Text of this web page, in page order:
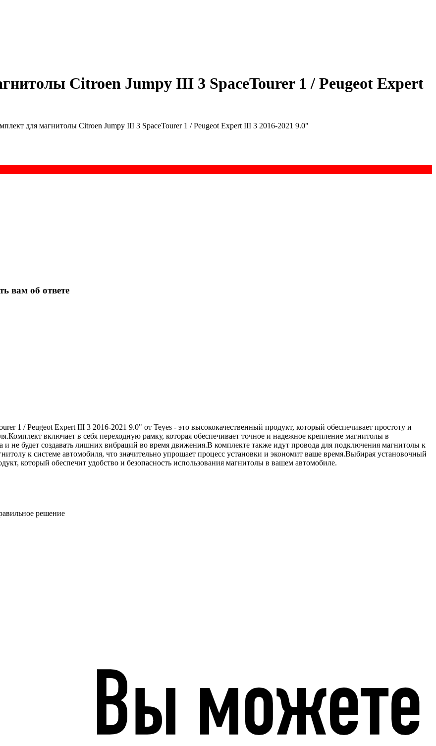
Citroen Jumpy III 3 SpaceTourer 1 / Peugeot Expert
для магнитолы Citroen Jumpy III 3 SpaceTourer 1 / Peugeot Expert III 3 2016-2021 9.0"
вам об ответе
1 / Peugeot Expert III 3 2016-2021 9.0" от Teyes - это высококачественный продукт, который обеспечивает простоту и
включает в себя переходную рамку, которая обеспечивает точное и надежное крепление магнитолы в
и не будет создавать лишних вибраций во время движения.В комплекте также идут провода для подключения магнитолы к
к системе автомобиля, что значительно упрощает процесс установки и экономит ваше время.Выбирая установочный
который обеспечит удобство и безопасность использования магнитолы в вашем автомобиле.
решение